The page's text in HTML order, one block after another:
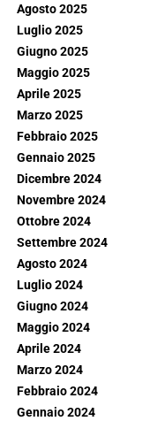
Agosto 2025
Luglio 2025
Giugno 2025
Maggio 2025
Aprile 2025
Marzo 2025
Febbraio 2025
Gennaio 2025
Dicembre 2024
Novembre 2024
Ottobre 2024
Settembre 2024
Agosto 2024
Luglio 2024
Giugno 2024
Maggio 2024
Aprile 2024
Marzo 2024
Febbraio 2024
Gennaio 2024